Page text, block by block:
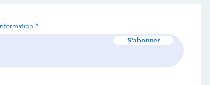
S'abonner